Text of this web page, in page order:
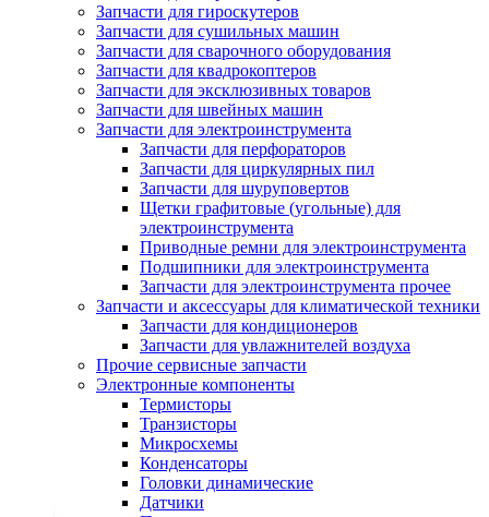
Запчасти для гироскутеров
Запчасти для сушильных машин
Запчасти для сварочного оборудования
Запчасти для квадрокоптеров
Запчасти для эксклюзивных товаров
Запчасти для швейных машин
Запчасти для электроинструмента
Запчасти для перфораторов
Запчасти для циркулярных пил
Запчасти для шуруповертов
Щетки графитовые (угольные) для
электроинструмента
Приводные ремни для электроинструмента
Подшипники для электроинструмента
Запчасти для электроинструмента прочее
Запчасти и аксессуары для климатической техники
Запчасти для кондиционеров
Запчасти для увлажнителей воздуха
Прочие сервисные запчасти
Электронные компоненты
Термисторы
Транзисторы
Микросхемы
Конденсаторы
Головки динамические
Датчики